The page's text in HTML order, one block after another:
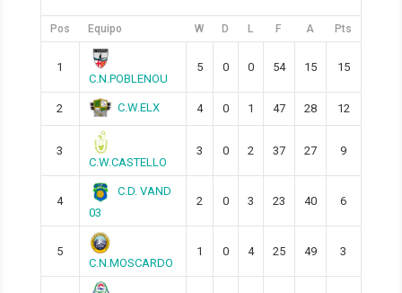
Pos Equipo W D L F A Pts
1
C.N.POBLENOU
5 0 0 54 15 15
2 C.W.ELX 4 0 1 47 28 12
3
C.W.CASTELLO
3 0 2 37 27 9
4
C.D. VAND
03
2 0 3 23 40 6
5
C.N.MOSCARDO
1 0 4 25 49 3